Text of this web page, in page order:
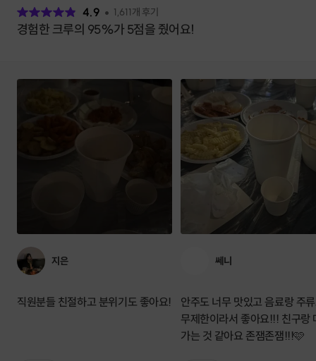
4.9 1,611개 후기
경험한 크루의 95%가 5점을 줬어요!
지은
직원분들 친절하고 분위기도 좋아요!
쎄니
안주도 너무 맛있고 음료랑 주
무제한이라서 좋아요!!! 친구랑
가는 것 같아요 존잼존잼!!!🩷